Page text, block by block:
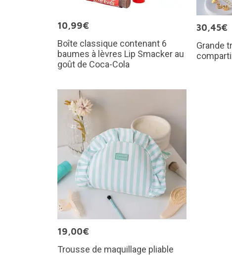
10,99€
Boîte classique contenant 6
baumes à lèvres Lip Smacker au
goût de Coca-Cola
30,45€
Grande
19,00€
Trousse de maquillage pliable